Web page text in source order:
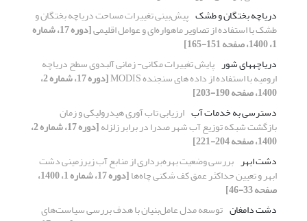
دریاچه بختگان و طشک پیش‌بینی تغییرات مساحت دریاچه بختگان و
طشک با استفاده از تصاویر ماهواره‌ای و عوامل اقلیمی [دوره 17، شماره
1، 1400، صفحه 151-165]
دریاچه‎های شور
پایش تغییرات مکانی- زمانی آلبدوی سطح دریاچه
ارومیه با استفاده از داده های سنجنده MODIS [دوره 17، شماره 2،
1400، صفحه 190-203]
دسترسی به خدمات آب ارزیابی تاب آوری هیدرولیکی و زمان
بازگشت شبکه توزیع آب شهر صدرا در برابر زلزله [دوره 17، شماره 2،
1400، صفحه 204-221]
دشت ابهر بررسی وضعیت بهره‌برداری از منابع آب زیرزمینی دشت
ابهر و تعیین حداکثر عمق کف شکنی چاه‌ها [دوره 17، شماره 1، 1400،
صفحه 33-46]
دشت دامغان توسعه مدل عامل‌بنیان با هدف بررسی سیاست‌های